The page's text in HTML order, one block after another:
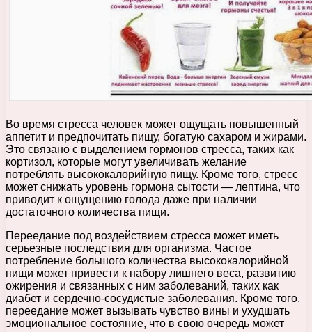
Во время стресса человек может ощущать повышенный
аппетит и предпочитать пищу, богатую сахаром и жирами.
Это связано с выделением гормонов стресса, таких как
кортизол, которые могут увеличивать желание
потреблять высококалорийную пищу. Кроме того, стресс
может снижать уровень гормона сытости — лептина, что
приводит к ощущению голода даже при наличии
достаточного количества пищи.
Переедание под воздействием стресса может иметь
серьезные последствия для организма. Частое
потребление большого количества высококалорийной
пищи может привести к набору лишнего веса, развитию
ожирения и связанных с ним заболеваний, таких как
диабет и сердечно-сосудистые заболевания. Кроме того,
переедание может вызывать чувство вины и ухудшать
эмоциональное состояние, что в свою очередь может